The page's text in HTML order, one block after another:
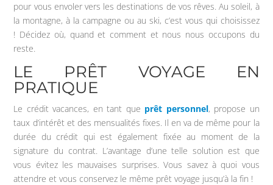
pour vous envoler vers les destinations de vos rêves. Au soleil, à
la montagne, à la campagne ou au ski, c’est vous qui choisissez
! Décidez où, quand et comment et nous nous occupons du
reste.
LE PRÊT VOYAGE EN
PRATIQUE
Le crédit vacances, en tant que prêt personnel, propose un
taux d’intérêt et des mensualités fixes. Il en va de même pour la
durée du crédit qui est également fixée au moment de la
signature du contrat. L’avantage d’une telle solution est que
vous évitez les mauvaises surprises. Vous savez à quoi vous
attendre et vous conservez le même prêt voyage jusqu’à la fin !